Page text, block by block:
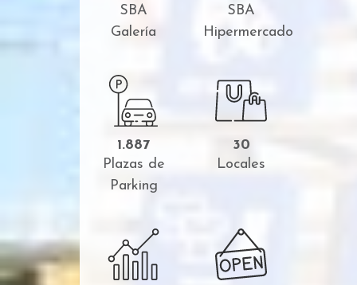
SBA
Galería
SBA
Hipermercado
1.887
Plazas de
Parking
30
Locales